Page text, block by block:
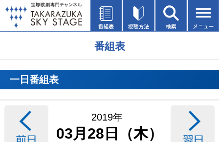
番組表
一日番組表
2019年
03月28日（木）